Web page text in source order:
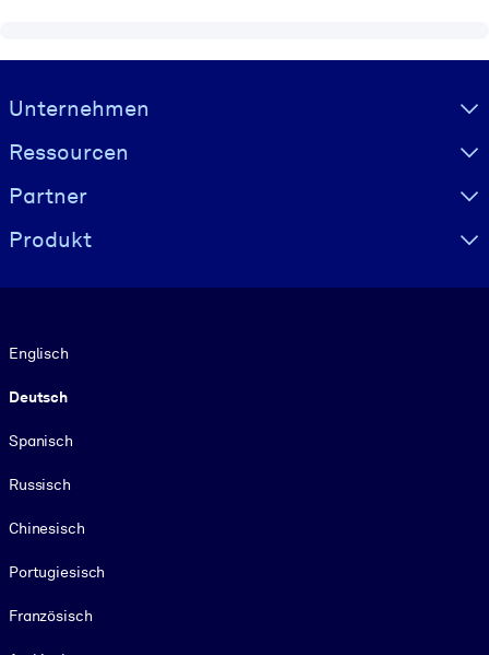
Visually hidden Text
Unternehmen
Ressourcen
Partner
Produkt
Englisch
Deutsch
Spanisch
Russisch
Chinesisch
Portugiesisch
Französisch